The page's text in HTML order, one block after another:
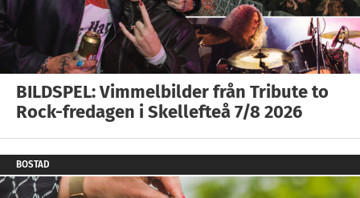
BILDSPEL: Vimmelbilder från Tribute to
Rock-fredagen i Skellefteå 7/8 2026
BOSTAD